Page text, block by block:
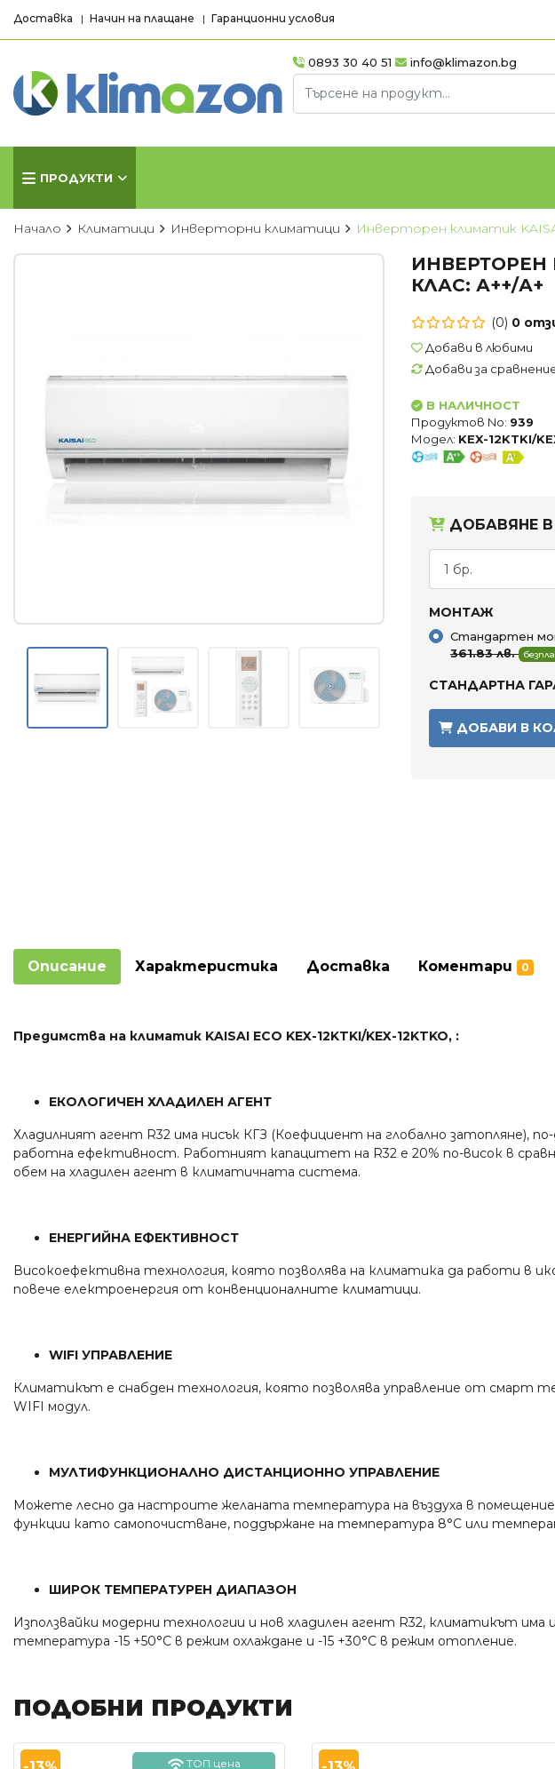
Доставка Начин на плащане Гаранционни условия
0893 30 40 51
info@klimazon.bg
ПРОДУКТИ
Подови климатици
Канални климатици
КОНВЕКТОРИ
Лъчисти конвектори
Стъклени конвектори
Начало Климатици Инверторни климатици Инверторен климатик KAISAI
ИНВЕРТОРЕН
КЛАС: А++/А+
(0) 0
Добави в любими
Добави за
В НАЛИЧНОСТ
Продуктов No: 939
Модел: KEX-12KTKI/
ДОБАВЯНЕ
МОНТАЖ
Стандартен
361.83 лв.
СТАНДАРТНА
ДОБАВИ В
Описание Характеристика Доставка Коментари 0
Предимства на климатик KAISAI ECO KEX-12KTKI/KEX-12KTKO, :
ЕКОЛОГИЧЕН ХЛАДИЛЕН АГЕНТ
Хладилният агент R32 има нисък КГЗ (Коефициент на глобално затопляне),
работна ефективност. Работният капацитет на R32 е 20% по-висок в
обем на хладилен агент в климатичната система.
ЕНЕРГИЙНА ЕФЕКТИВНОСТ
Високоефективна технология, която позволява на климатика да работи в
повече електроенергия от конвенционалните климатици.
WIFI УПРАВЛЕНИЕ
Климатикът е снабден технология, която позволява управление от смарт
WIFI модул.
МУЛТИФУНКЦИОНАЛНО ДИСТАНЦИОННО УПРАВЛЕНИЕ
Можете лесно да настроите желаната температура на въздуха в
функции като самопочистване, поддържане на температура 8°С или
ШИРОК ТЕМПЕРАТУРЕН ДИАПАЗОН
Използвайки модерни технологии и нов хладилен агент R32, климатикът
температура -15 +50°С в режим охлаждане и -15 +30°С в режим отопление.
ПОДОБНИ ПРОДУКТИ
ТОП цена